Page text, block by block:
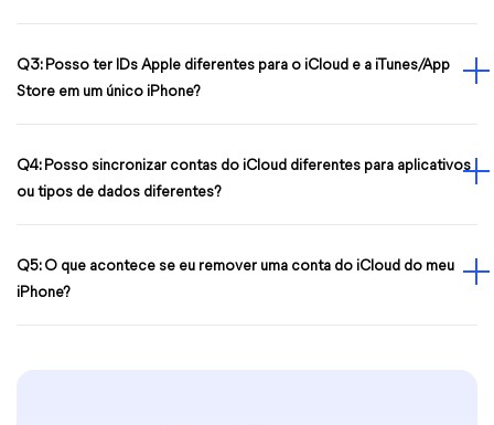
Q3: Posso ter IDs Apple diferentes para o iCloud e a iTunes/App
Store em um único iPhone?
Q4: Posso sincronizar contas do iCloud diferentes para aplicativos
ou tipos de dados diferentes?
Q5: O que acontece se eu remover uma conta do iCloud do meu
iPhone?